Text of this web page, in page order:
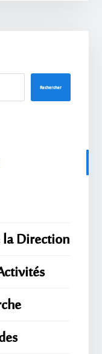
Rechercher
Direction